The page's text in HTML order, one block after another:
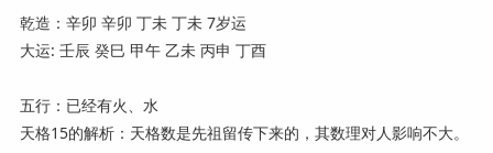
乾造：辛卯 辛卯 丁未 丁未 7岁运
大运: 壬辰 癸巳 甲午 乙未 丙申 丁酉
五行：已经有火、水
天格15的解析：天格数是先祖留传下来的，其数理对人影响不大。